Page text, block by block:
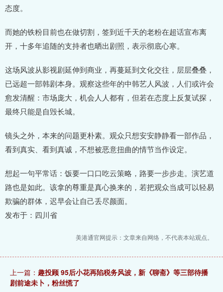
态度。
而她的铁粉目前也在做切割，签到近千天的老粉在超话宣布离
开，十多年追随的支持者也晒出剧照，表示彻底心寒。
这场风波从影视剧延伸到商业，再蔓延到文化交往，层层叠叠，
已远超一部韩剧本身。观察这些年的中韩艺人风波，人们或许会
愈发清醒：市场庞大，机会人人都有，但若在态度上反复试探，
最终只能是自毁长城。
镜头之外，本来的问题更朴素。观众只想安安静静看一部作品，
看到真实、看到真诚，不想被恶意扭曲的情节当作设定。
想起一句平常话：饭要一口口吃云策略，路要一步步走。演艺道
路也是如此。该拿的尊重是真心换来的，若把观众当成可以轻易
欺骗的群体，迟早会让自己丢尽颜面。
发布于：四川省
美港通官网提示：文章来自网络，不代表本站观点。
上一篇： 趣投顾 95后小花再陷税务风波，新《聊斋》等三部待播
剧前途未卜，粉丝慌了